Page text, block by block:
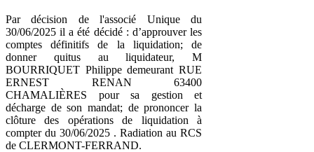
Par décision de l'associé Unique du
30/06/2025 il a été décidé : d’approuver les
comptes définitifs de la liquidation; de
donner quitus au liquidateur, M
BOURRIQUET Philippe demeurant RUE
ERNEST RENAN 63400
CHAMALIÈRES pour sa gestion et
décharge de son mandat; de prononcer la
clôture des opérations de liquidation à
compter du 30/06/2025 . Radiation au RCS
de CLERMONT-FERRAND.